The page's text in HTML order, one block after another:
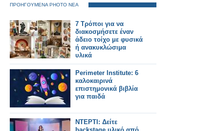
ΠΡΟΗΓΟΥΜΕΝΑ PHOTO ΝΕΑ
7 Τρόποι για να
διακοσμήσετε έναν
άδειο τοίχο με φυσικά
ή ανακυκλώσιμα
υλικά
Perimeter Institute: 6
καλοκαιρινά
επιστημονικά βιβλία
για παιδά
ΝΤΕΡΤΙ: Δείτε